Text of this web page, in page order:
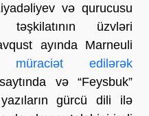
və qurucusu
üzvləri
ayında Marneuli
müraciət edilərək
və “Feysbuk”
gürcü dili ilə